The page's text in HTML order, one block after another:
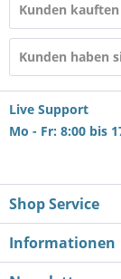
Kunden kauften
Kunden haben
Live Support
Mo - Fr: 8:00 bis
Shop Service
Informationen